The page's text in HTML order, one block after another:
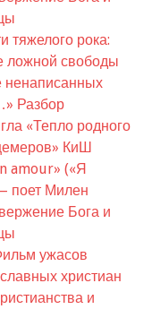
тяжелого рока:
ложной свободы
Разбор
«Тепло родного
КиШ
amour» («Я
поет Милен
Бога и
ужасов
христиан
и